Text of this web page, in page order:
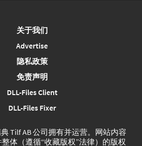
关于我们
Advertise
隐私政策
免责声明
DLL-Files Client
DLL-Files Fixer
典 Tilf AB 公司拥有并运营。网站内容
整体（遵循“收藏版权”法律）的版权